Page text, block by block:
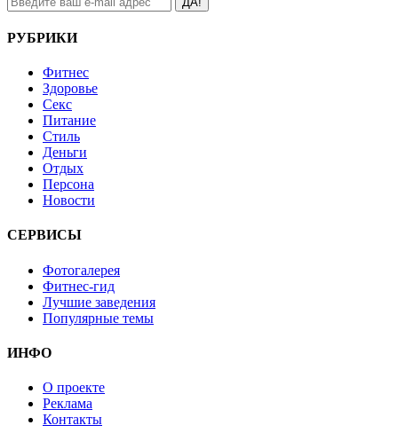
РУБРИКИ
Фитнес
Здоровье
Секс
Питание
Стиль
Деньги
Отдых
Персона
Новости
СЕРВИСЫ
Фотогалерея
Фитнес-гид
Лучшие заведения
Популярные темы
ИНФО
О проекте
Реклама
Контакты